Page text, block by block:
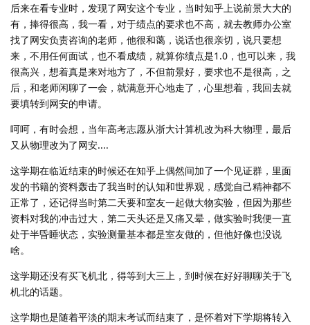
后来在看专业时，发现了网安这个专业，当时知乎上说前景大大的
有，捧得很高，我一看，对于绩点的要求也不高，就去教师办公室
找了网安负责咨询的老师，他很和蔼，说话也很亲切，说只要想
来，不用任何面试，也不看成绩，就算你绩点是1.0，也可以来，我
很高兴，想着真是来对地方了，不但前景好，要求也不是很高，之
后，和老师闲聊了一会，就满意开心地走了，心里想着，我回去就
要填转到网安的申请。
呵呵，有时会想，当年高考志愿从浙大计算机改为科大物理，最后
又从物理改为了网安....
这学期在临近结束的时候还在知乎上偶然间加了一个见证群，里面
发的书籍的资料轰击了我当时的认知和世界观，感觉自己精神都不
正常了，还记得当时第二天要和室友一起做大物实验，但因为那些
资料对我的冲击过大，第二天头还是又痛又晕，做实验时我便一直
处于半昏睡状态，实验测量基本都是室友做的，但他好像也没说
啥。
这学期还没有买飞机北，得等到大三上，到时候在好好聊聊关于飞
机北的话题。
这学期也是随着平淡的期末考试而结束了，是怀着对下学期将转入